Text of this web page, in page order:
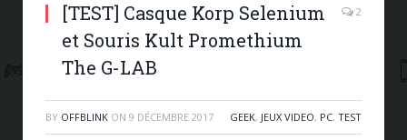
[TEST] Casque Korp Selenium
et Souris Kult Promethium
The G-LAB
2
BY OFFBLINK ON 9 DÉCEMBRE 2017 GEEK, JEUX VIDEO, PC, TEST